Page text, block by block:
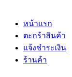
หน้าแรก
ตะกร้าสินค้า
แจ้งชำระเงิน
ร้านค้า